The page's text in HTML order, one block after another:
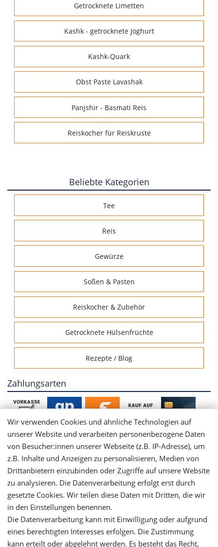
Getrocknete Limetten
Kashk - getrocknete Joghurt
Kashk-Quark
Obst Paste Lavashak
Panjshir - Basmati Reis
Reiskocher für Reiskruste
Beliebte Kategorien
Tee
Reis
Gewürze
Soßen & Pasten
Reiskocher & Zubehör
Getrocknete Hülsenfrüchte
Rezepte / Blog
Zahlungsarten
Mein Konto
Login
Registrieren
Versandinformationen
Wir verwenden Cookies und ähnliche Technologien auf
unserer Website und verarbeiten personenbezogene Daten
von Besucher:innen unserer Webseite (z.B. IP-Adresse), um
z.B. Inhalte und Anzeigen zu personalisieren, Medien von
Drittanbietern einzubinden oder Zugriffe auf unsere Website
zu analysieren. Die Datenverarbeitung erfolgt erst durch
gesetzte Cookies. Wir teilen diese Daten mit Dritten, die wir
in den Einstellungen benennen.
Die Datenverarbeitung kann mit Einwilligung oder aufgrund
eines berechtigten Interesses erfolgen. Die Zustimmung
kann erteilt oder abgelehnt werden. Es besteht das Recht,